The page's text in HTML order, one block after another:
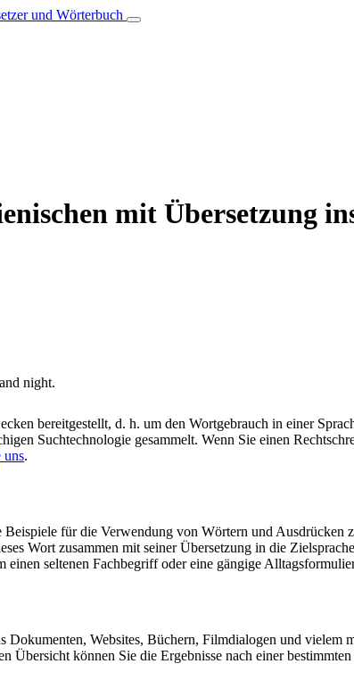
und Wörterbuch
mit Übersetzung
night.
bereitgestellt, d. h. um den Wortgebrauch in einer
Suchtechnologie gesammelt. Wenn Sie einen
uns.
für die Verwendung von Wörtern und Ausdrücken
Wort zusammen mit seiner Übersetzung in die
seltenen Fachbegriff oder eine gängige
Websites, Büchern, Filmdialogen und vielem
können Sie die Ergebnisse nach einer